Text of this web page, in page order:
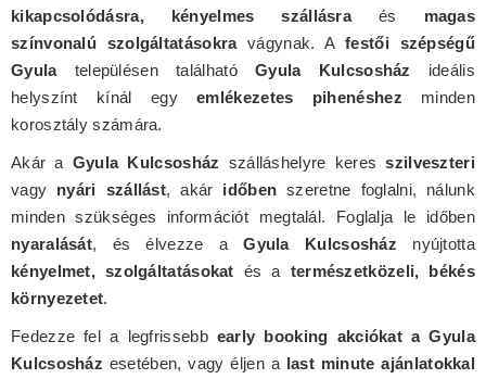
kikapcsolódásra, kényelmes szállásraés magas
színvonalú szolgáltatásokravágynak. Afestői szépségű
Gyulatelepülésen találhatóGyula Kulcsosház
ideális
helyszínt kínál egyemlékezetes pihenéshez minden
korosztály számára.
Akár a Gyula Kulcsosház szálláshelyre keresszilveszteri
vagy nyári szállást, akár időben szeretne foglalni, nálunk
minden szükséges információt megtalál. Foglalja le időben
nyaralását, és élvezze aGyula Kulcsosház nyújtotta
kényelmet, szolgáltatásokat és a természetközeli, békés
környezetet.
Fedezze fel a legfrissebb early booking akciókat a Gyula
Kulcsosház esetében, vagy éljen a last minute ajánlatokkal